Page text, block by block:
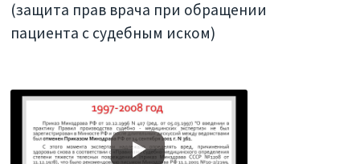
(защита прав врача при обращении
пациента с судебным иском)